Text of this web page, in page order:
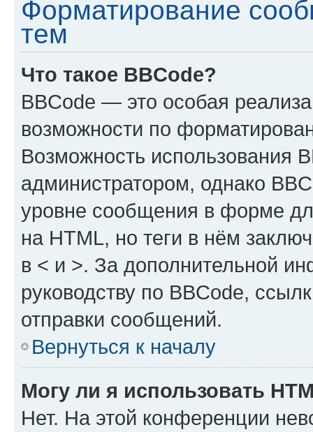
Форматирование
тем
Что такое BBCode?
BBCode — это особая
возможности по
Возможность использования
администратором, однако
уровне сообщения в форме
на HTML, но теги в нём
в < и >. За дополнительной
руководству по BBCode,
отправки сообщений.
Вернуться к началу
Могу ли я использовать
Нет. На этой конференции